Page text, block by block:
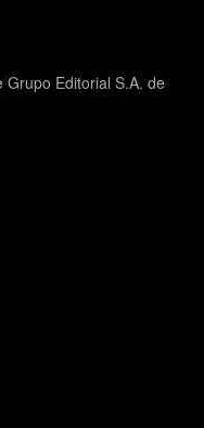
Grupo Editorial S.A. de